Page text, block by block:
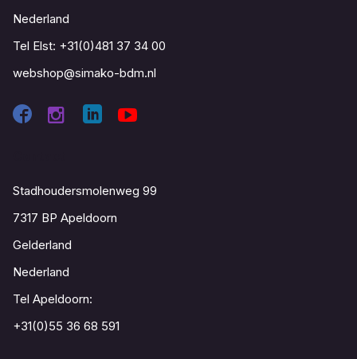
Nederland
Tel Elst: +31(0)481 37 34 00
webshop@simako-bdm.nl
Stadhoudersmolenweg 99
7317 BP Apeldoorn
Gelderland
Nederland
Tel Apeldoorn:
+31(0)55 36 68 591